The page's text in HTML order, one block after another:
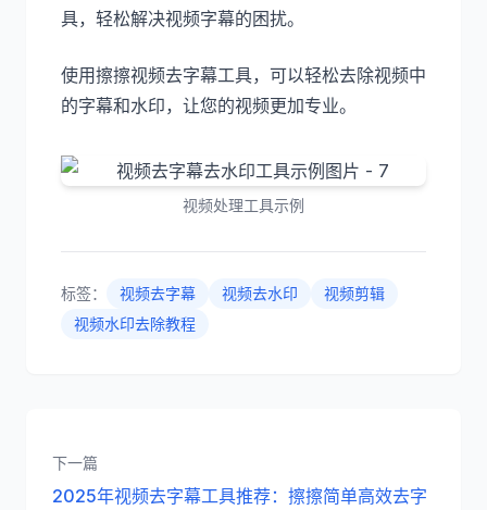
具，轻松解决视频字幕的困扰。
使用擦擦视频去字幕工具，可以轻松去除视频中
的字幕和水印，让您的视频更加专业。
视频处理工具示例
标签： 视频去字幕 视频去水印
视频剪辑
视频水印去除教程
下一篇
2025年视频去字幕工具推荐：擦擦简单高效去字